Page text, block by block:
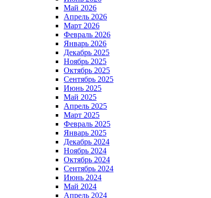
Май 2026
Апрель 2026
Март 2026
Февраль 2026
Январь 2026
Декабрь 2025
Ноябрь 2025
Октябрь 2025
Сентябрь 2025
Июнь 2025
Май 2025
Апрель 2025
Март 2025
Февраль 2025
Январь 2025
Декабрь 2024
Ноябрь 2024
Октябрь 2024
Сентябрь 2024
Июнь 2024
Май 2024
Апрель 2024